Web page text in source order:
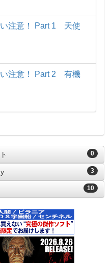
注意！ Part 1 天使
注意！ Part 2 有機
0
3
10